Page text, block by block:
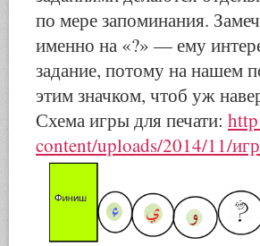
по мере запоминания.
именно на «?» — ему
задание, потому на нашем
этим значком, чтоб уж
Схема игры для печати:
content/uploads/2014/11/